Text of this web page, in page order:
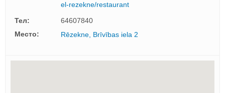
el-rezekne/restaurant
Тел:
64607840
Mесто:
Rēzekne, Brīvības iela 2